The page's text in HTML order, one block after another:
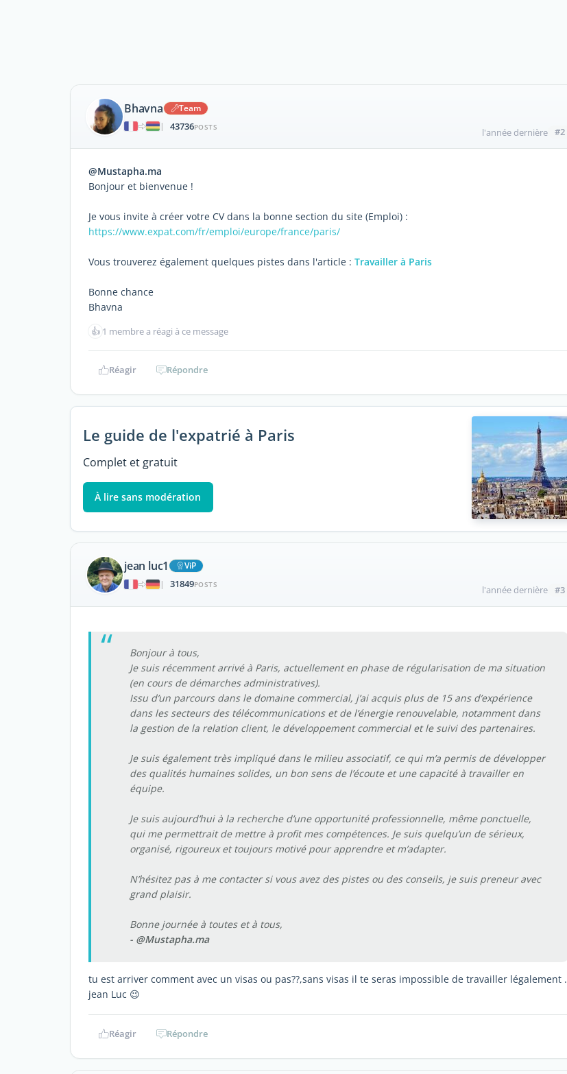
Bhavna
Team
|
43736POSTS l'année dernière #2
@Mustapha.ma
Bonjour et bienvenue !
Je vous invite à créer votre CV dans la bonne section du site (Emploi) :
https://www.expat.com/fr/emploi/europe/france/paris/
Vous trouverez également quelques pistes dans l'article : Travailler à Paris
Bonne chance
Bhavna
👍 1 membre a réagi à ce message
Réagir Répondre
Le guide de l'expatrié à Paris
Complet et gratuit
À lire sans modération
jean luc1
ViP
|
31849POSTS l'année dernière #3
Bonjour à tous,
Je suis récemment arrivé à Paris, actuellement en phase de régularisation de ma situation
(en cours de démarches administratives).
Issu d’un parcours dans le domaine commercial, j’ai acquis plus de 15 ans d’expérience
dans les secteurs des télécommunications et de l’énergie renouvelable, notamment dans
la gestion de la relation client, le développement commercial et le suivi des partenaires.
Je suis également très impliqué dans le milieu associatif, ce qui m’a permis de développer
des qualités humaines solides, un bon sens de l’écoute et une capacité à travailler en
équipe.
Je suis aujourd’hui à la recherche d’une opportunité professionnelle, même ponctuelle,
qui me permettrait de mettre à profit mes compétences. Je suis quelqu’un de sérieux,
organisé, rigoureux et toujours motivé pour apprendre et m’adapter.
N’hésitez pas à me contacter si vous avez des pistes ou des conseils, je suis preneur avec
grand plaisir.
Bonne journée à toutes et à tous,
- @Mustapha.ma
tu est arriver comment avec un visas ou pas??,sans visas il te seras impossible de travailler légalement .
jean Luc 😉
Réagir Répondre